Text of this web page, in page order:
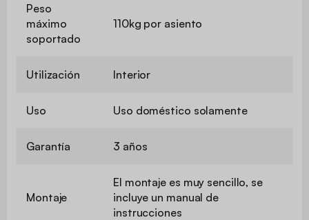
Peso
máximo
soportado
110kg por asiento
Utilización Interior
Uso Uso doméstico solamente
Garantía 3 años
Montaje
El montaje es muy sencillo, se
incluye un manual de
instrucciones